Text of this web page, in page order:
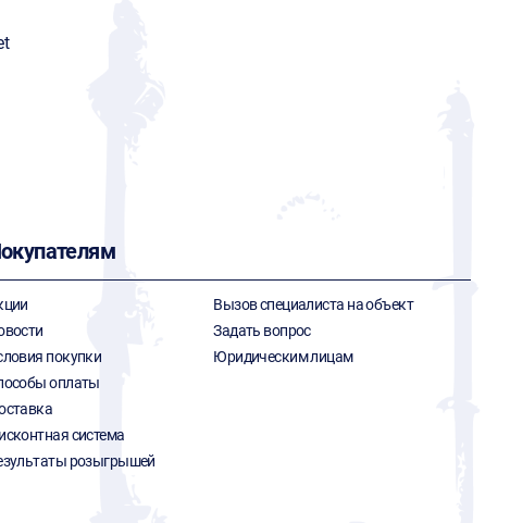
покупки
оплаты
система
розыгрышей
Вызов специалиста на объект
Задать вопрос
Юридическим лицам